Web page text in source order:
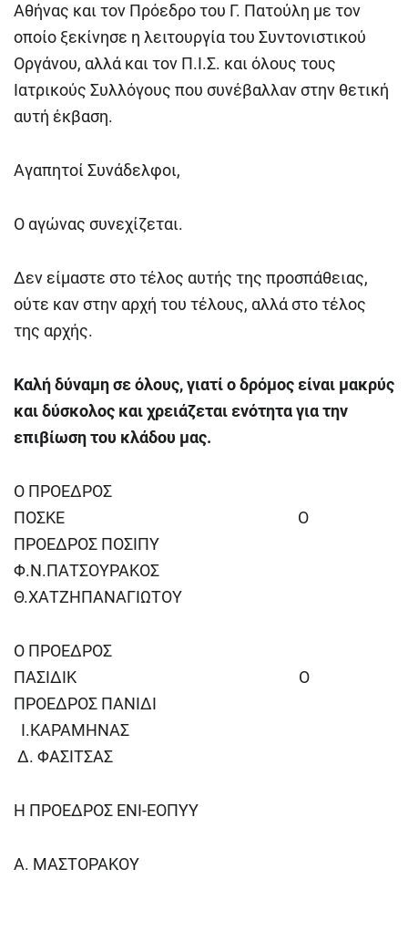
Αθήνας και τον Πρόεδρο του Γ. Πατούλη με τον
οποίο ξεκίνησε η λειτουργία του Συντονιστικού
Οργάνου, αλλά και τον Π.Ι.Σ. και όλους τους
Ιατρικούς Συλλόγους που συνέβαλλαν στην θετική
αυτή έκβαση.
Αγαπητοί Συνάδελφοι,
Ο αγώνας συνεχίζεται.
Δεν είμαστε στο τέλος αυτής της προσπάθειας,
ούτε καν στην αρχή του τέλους, αλλά στο τέλος
της αρχής.
Καλή δύναμη σε όλους, γιατί ο δρόμος είναι μακρύς
και δύσκολος και χρειάζεται ενότητα για την
επιβίωση του κλάδου μας.
Ο ΠΡΟΕΔΡΟΣ
ΠΟΣΚΕ Ο
ΠΡΟΕΔΡΟΣ ΠΟΣΙΠΥ
Φ.Ν.ΠΑΤΣΟΥΡΑΚΟΣ
Θ.ΧΑΤΖΗΠΑΝΑΓΙΩΤΟΥ
Ο ΠΡΟΕΔΡΟΣ
ΠΑΣΙΔΙΚ Ο
ΠΡΟΕΔΡΟΣ ΠΑΝΙΔΙ
Ι.ΚΑΡΑΜΗΝΑΣ
Δ. ΦΑΣΙΤΣΑΣ
Η ΠΡΟΕΔΡΟΣ ΕΝΙ-ΕΟΠΥΥ
Α. ΜΑΣΤΟΡΑΚΟΥ